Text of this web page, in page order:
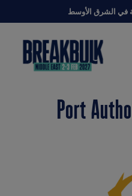
في الشرق الأوسط
Port